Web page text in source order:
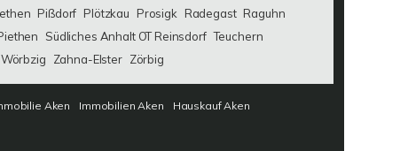
Pißdorf Plötzkau Prosigk Radegast Raguhn
Südliches Anhalt OT Reinsdorf Teuchern
Wörbzig Zahna-Elster Zörbig
Aken Immobilien Aken
Hauskauf Aken